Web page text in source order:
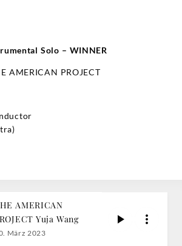
Solo – WINNER
AMERICAN PROJECT
AMERICAN
Yuja Wang
März 2023